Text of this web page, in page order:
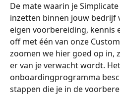
De mate waarin je
inzetten binnen jouw bedrijf
eigen voorbereiding, kennis
off met één van onze
zoomen we hier goed op in,
er van je verwacht wordt. Het
onboardingprogramma
stappen die je in de